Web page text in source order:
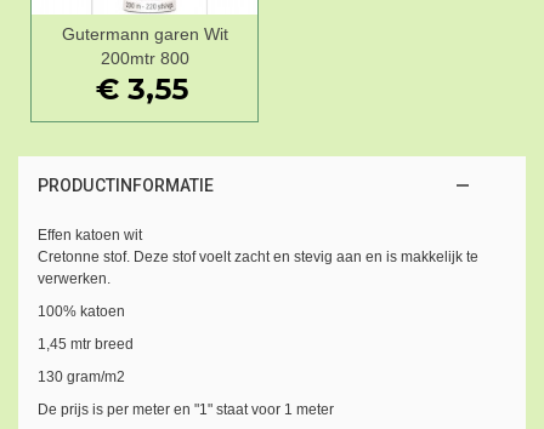
Gutermann garen Wit
200mtr 800
€ 3,55
PRODUCTINFORMATIE
Effen katoen wit
Cretonne stof. Deze stof voelt zacht en stevig aan en is makkelijk te
verwerken.
100% katoen
1,45 mtr breed
130 gram/m2
De prijs is per meter en "1" staat voor 1 meter